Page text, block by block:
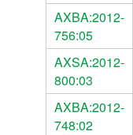
AXBA:2012-
756:05
AXSA:2012-
800:03
AXBA:2012-
748:02